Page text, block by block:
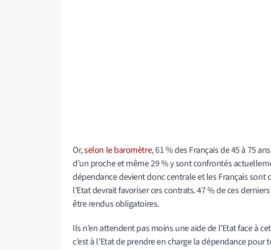
Or,selon le baromètre, 61 % des Français de 45 à 75
d’un proche et même 29 % y sont confrontés
dépendance devient donc centrale et les Français
l’Etat devrait favoriser ces contrats. 47 % de ces
être rendus obligatoires.
Ils n’en attendent pas moins une aide de l’Etat face à
c’est à l’Etat de prendre en charge la dépendance